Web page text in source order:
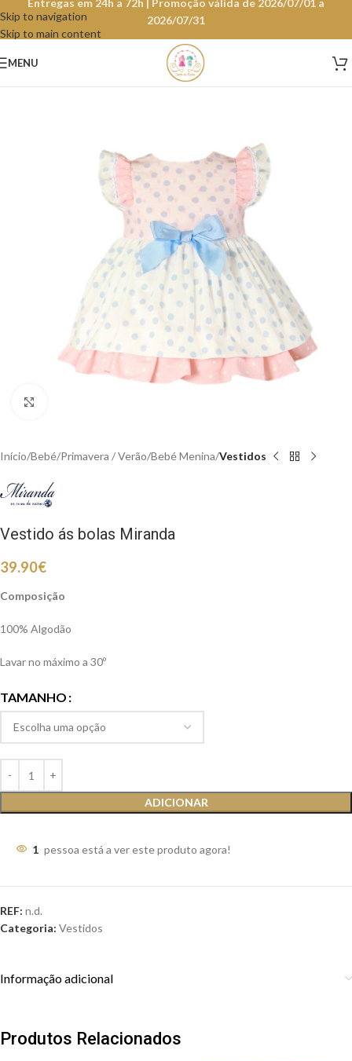
Skip to navigation
Skip to main content
Entregas em 24h a 72h | Promoção válida de 2026/07/01 a
2026/07/31
MENU
Início Bebé Primavera / Verão Bebé Menina Vestidos
Vestido ás bolas Miranda
39.90€
Composição
100% Algodão
Lavar no máximo a 30º
TAMANHO
ADICIONAR
1 pessoa está a ver este produto agora!
REF: n.d.
Categoria: Vestidos
Informação adicional
Produtos Relacionados